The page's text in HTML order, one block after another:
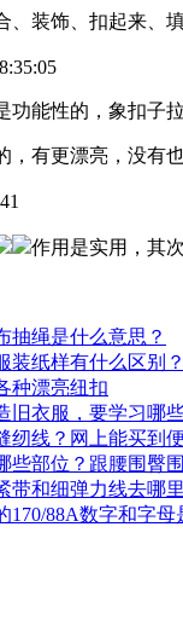
、装饰、扣起来、
功能性的，象扣子
，有更漂亮，没有
作用是实用，其
抽绳是什么意思？
装纸样有什么区别？
种漂亮纽扣
旧衣服，要学习哪
纫线？网上能买到
些部位？跟腰围臀
带和细弹力线去哪
170/88A数字和字